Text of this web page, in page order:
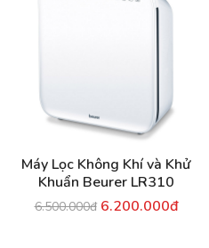
Máy Lọc Không Khí và Khử
Khuẩn Beurer LR310
6.500.000đ 6.200.000đ